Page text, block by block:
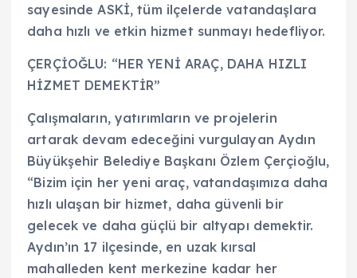
sayesinde ASKİ, tüm ilçelerde vatandaşlara
daha hızlı ve etkin hizmet sunmayı hedefliyor.
ÇERÇİOĞLU: “HER YENİ ARAÇ, DAHA HIZLI
HİZMET DEMEKTİR”
Çalışmaların, yatırımların ve projelerin
artarak devam edeceğini vurgulayan Aydın
Büyükşehir Belediye Başkanı Özlem Çerçioğlu,
“Bizim için her yeni araç, vatandaşımıza daha
hızlı ulaşan bir hizmet, daha güvenli bir
gelecek ve daha güçlü bir altyapı demektir.
Aydın’ın 17 ilçesinde, en uzak kırsal
mahalleden kent merkezine kadar her